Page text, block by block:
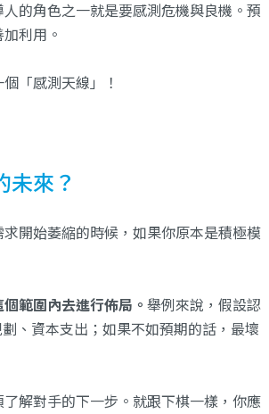
的角色之一就是要感測危機與良機。預
利用。
「感測天線」！
未來？
開始萎縮的時候，如果你原本是積極模
範圍內去進行佈局。 舉例來說，假設認
、資本支出；如果不如預期的話，最壞
解對手的下一步。就跟下棋一樣，你應